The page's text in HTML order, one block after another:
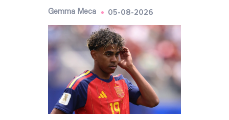
Gemma Meca 05-08-2026